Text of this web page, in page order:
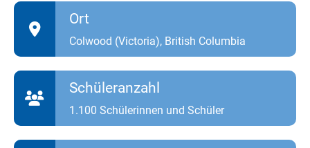
Ort
Colwood (Victoria), British Columbia
Schüleranzahl
1.100 Schülerinnen und Schüler